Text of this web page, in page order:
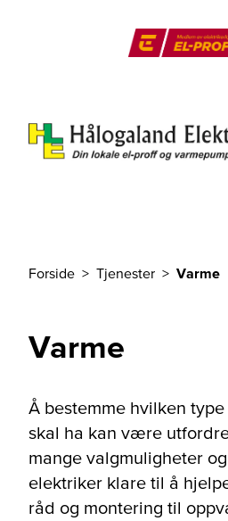
Forside Tjenester Varme
Varme
Å bestemme hvilken
skal ha kan være
mange valgmuligheter
elektriker klare til å
råd og montering til